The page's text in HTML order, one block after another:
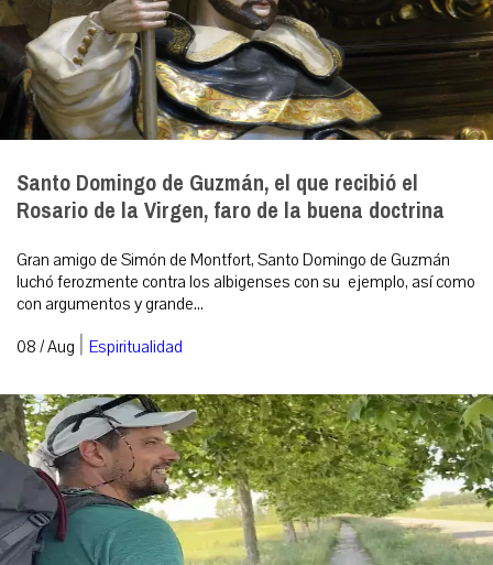
Santo Domingo de Guzmán, el que recibió el
Rosario de la Virgen, faro de la buena doctrina
Gran amigo de Simón de Montfort, Santo Domingo de Guzmán
luchó ferozmente contra los albigenses con su ejemplo, así como
con argumentos y grande...
08 / Aug | Espiritualidad